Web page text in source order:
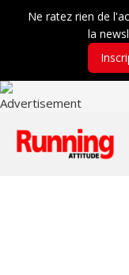
Ne ratez rien de
la